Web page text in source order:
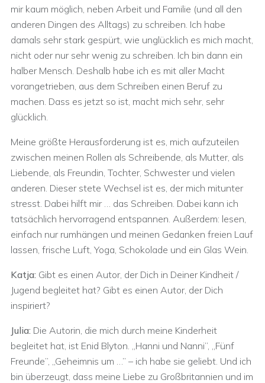
mir kaum möglich, neben Arbeit und Familie (und all den
anderen Dingen des Alltags) zu schreiben. Ich habe
damals sehr stark gespürt, wie unglücklich es mich macht,
nicht oder nur sehr wenig zu schreiben. Ich bin dann ein
halber Mensch. Deshalb habe ich es mit aller Macht
vorangetrieben, aus dem Schreiben einen Beruf zu
machen. Dass es jetzt so ist, macht mich sehr, sehr
glücklich.
Meine größte Herausforderung ist es, mich aufzuteilen
zwischen meinen Rollen als Schreibende, als Mutter, als
Liebende, als Freundin, Tochter, Schwester und vielen
anderen. Dieser stete Wechsel ist es, der mich mitunter
stresst. Dabei hilft mir … das Schreiben. Dabei kann ich
tatsächlich hervorragend entspannen. Außerdem: lesen,
einfach nur rumhängen und meinen Gedanken freien Lauf
lassen, frische Luft, Yoga, Schokolade und ein Glas Wein.
Katja: Gibt es einen Autor, der Dich in Deiner Kindheit /
Jugend begleitet hat? Gibt es einen Autor, der Dich
inspiriert?
Julia: Die Autorin, die mich durch meine Kinderheit
begleitet hat, ist Enid Blyton. „Hanni und Nanni”, „Fünf
Freunde”, „Geheimnis um …” – ich habe sie geliebt. Und ich
bin überzeugt, dass meine Liebe zu Großbritannien und im